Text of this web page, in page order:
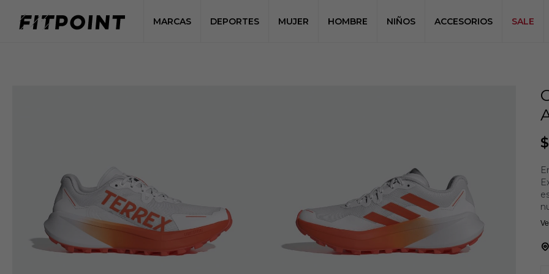
MARCAS DEPORTES MUJER HOMBRE NIÑOS ACCESORIOS SALE
$